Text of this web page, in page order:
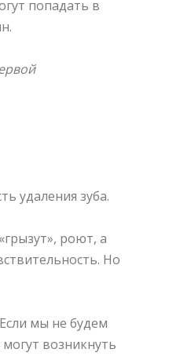
попадать в
удаления зуба.
роют, а
Но
мы не будем
возникнуть